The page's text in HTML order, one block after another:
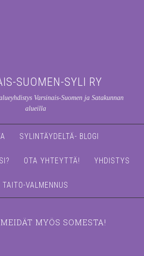
SUOMEN-SYLI RY
Varsinais-Suomen ja Satakunnan
alueilla
SYLINTÄYDELTÄ- BLOGI
OTA YHTEYTTÄ! YHDISTYS
TAITO-VALMENNUS
MYÖS SOMESTA!